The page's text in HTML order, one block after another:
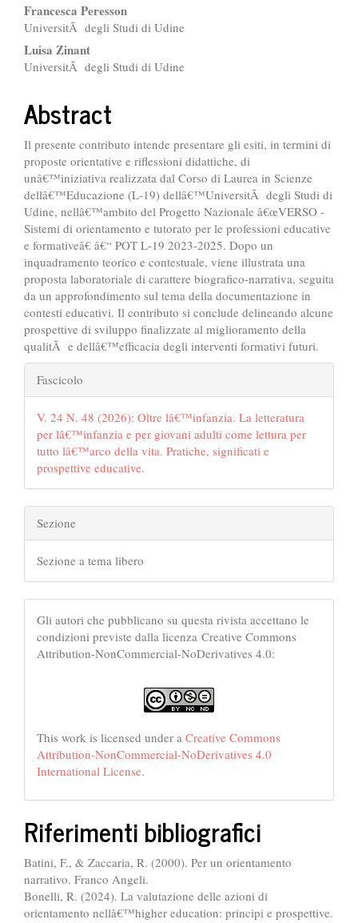
Francesca Peresson
UniversitÃ degli Studi di Udine
Luisa Zinant
UniversitÃ degli Studi di Udine
Abstract
Il presente contributo intende presentare gli esiti, in termini di
proposte orientative e riflessioni didattiche, di
unâ€™iniziativa realizzata dal Corso di Laurea in Scienze
dellâ€™Educazione (L-19) dellâ€™UniversitÃ degli Studi di
Udine, nellâ€™ambito del Progetto Nazionale â€œVERSO -
Sistemi di orientamento e tutorato per le professioni educative
e formativeâ€ â€“ POT L-19 2023-2025. Dopo un
inquadramento teorico e contestuale, viene illustrata una
proposta laboratoriale di carattere biografico-narrativa, seguita
da un approfondimento sul tema della documentazione in
contesti educativi. Il contributo si conclude delineando alcune
prospettive di sviluppo finalizzate al miglioramento della
qualitÃ e dellâ€™efficacia degli interventi formativi futuri.
Fascicolo
V. 24 N. 48 (2026): Oltre lâ€™infanzia. La letteratura
per lâ€™infanzia e per giovani adulti come lettura per
tutto lâ€™arco della vita. Pratiche, significati e
prospettive educative.
Sezione
Sezione a tema libero
Gli autori che pubblicano su questa rivista accettano le
condizioni previste dalla licenza Creative Commons
Attribution-NonCommercial-NoDerivatives 4.0:
This work is licensed under a Creative Commons
Attribution-NonCommercial-NoDerivatives 4.0
International License.
Riferimenti bibliografici
Batini, F., & Zaccaria, R. (2000). Per un orientamento
narrativo. Franco Angeli.
Bonelli, R. (2024). La valutazione delle azioni di
orientamento nellâ€™higher education: principi e prospettive.